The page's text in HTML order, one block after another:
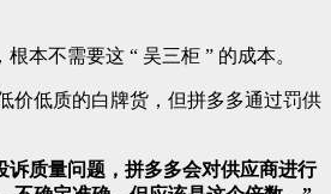
本不需要这 “ 吴三柜 ” 的成本。
价低质的白牌货，但拼多多通过罚供
诉质量问题，拼多多会对供应商进行